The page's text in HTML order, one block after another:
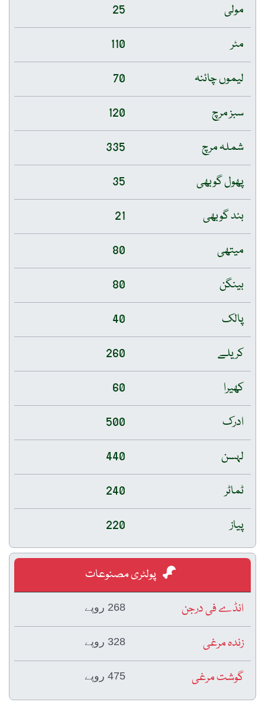
مولی
25
مٹر
110
لیموں چائنہ
70
سبز مرچ
120
شملہ مرچ
335
پھول گوبھی
35
بند گوبھی
21
میتھی
80
بینگن
80
پالک
40
کریلے
260
کھیرا
60
ادرک
500
لہسن
440
ٹماٹر
240
پیاز
220
پولٹری مصنوعات
انڈے فی درجن
268 روپے
زندہ مرغی 328 روپے
گوشت مرغی 475 روپے